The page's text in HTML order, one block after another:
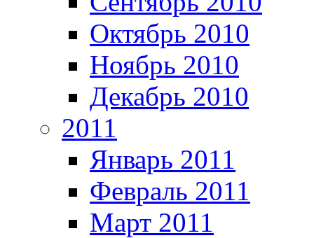
Октябрь 2010
Ноябрь 2010
Декабрь 2010
2011
Январь 2011
Февраль 2011
Март 2011